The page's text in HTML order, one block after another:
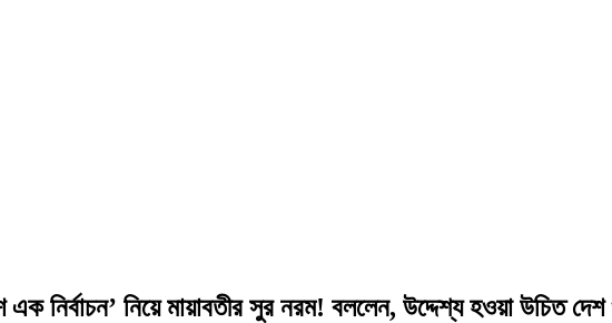
নিয়ে মায়াবতীর সুর নরম! বললেন, উদ্দেশ্য হওয়া উচিত দেশ